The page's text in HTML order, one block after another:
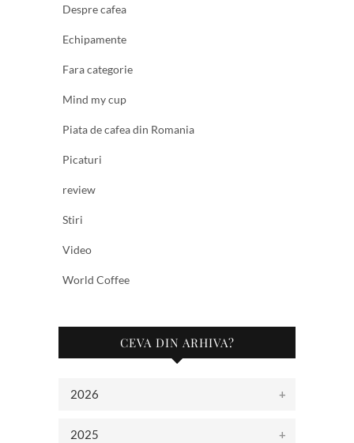
Despre cafea
Echipamente
Fara categorie
Mind my cup
Piata de cafea din Romania
Picaturi
review
Stiri
Video
World Coffee
CEVA DIN ARHIVA?
2026
2025